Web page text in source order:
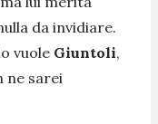
da invidiare.
vuole Giuntoli,
ne sarei